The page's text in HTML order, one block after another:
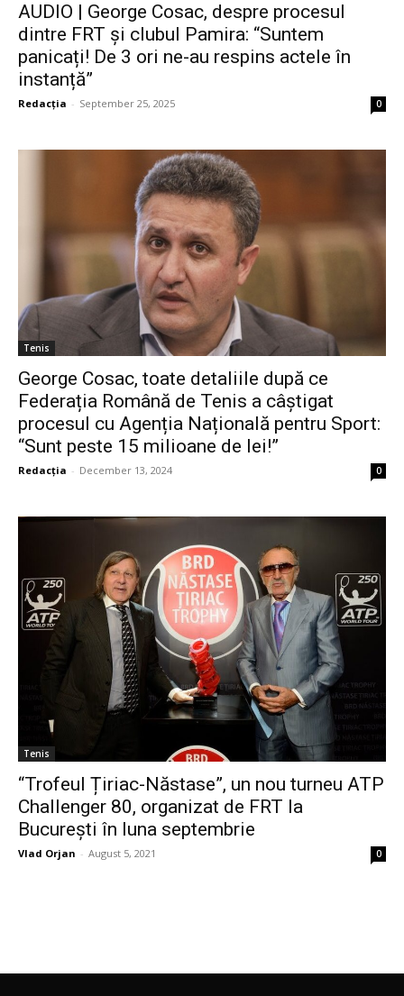
AUDIO | George Cosac, despre procesul
dintre FRT și clubul Pamira: “Suntem
panicați! De 3 ori ne-au respins actele în
instanță”
Redacția - September 25, 2025 0
Tenis
George Cosac, toate detaliile după ce
Federația Română de Tenis a câștigat
procesul cu Agenția Națională pentru Sport:
“Sunt peste 15 milioane de lei!”
Redacția - December 13, 2024 0
Tenis
“Trofeul Țiriac-Năstase”, un nou turneu ATP
Challenger 80, organizat de FRT la
București în luna septembrie
Vlad Orjan - August 5, 2021 0